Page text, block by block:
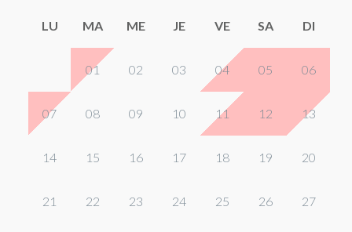
LU MA ME JE VE SA DI
01 02 03 04 05 06
07 08 09 10 11 12 13
14 15 16 17 18 19 20
21 22 23 24 25 26 27